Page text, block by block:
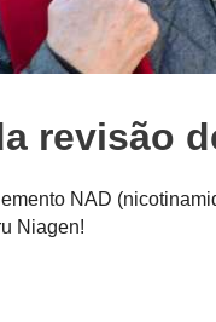
revisão
NAD
Niagen!